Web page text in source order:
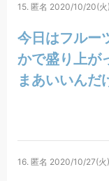
15. 匿名 2020/10/20(火
今日はフルー
かで盛り上が
まあいいんだ
16. 匿名 2020/10/27(火